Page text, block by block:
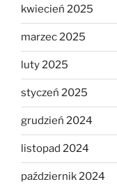
kwiecień 2025
marzec 2025
luty 2025
styczeń 2025
grudzień 2024
listopad 2024
październik 2024